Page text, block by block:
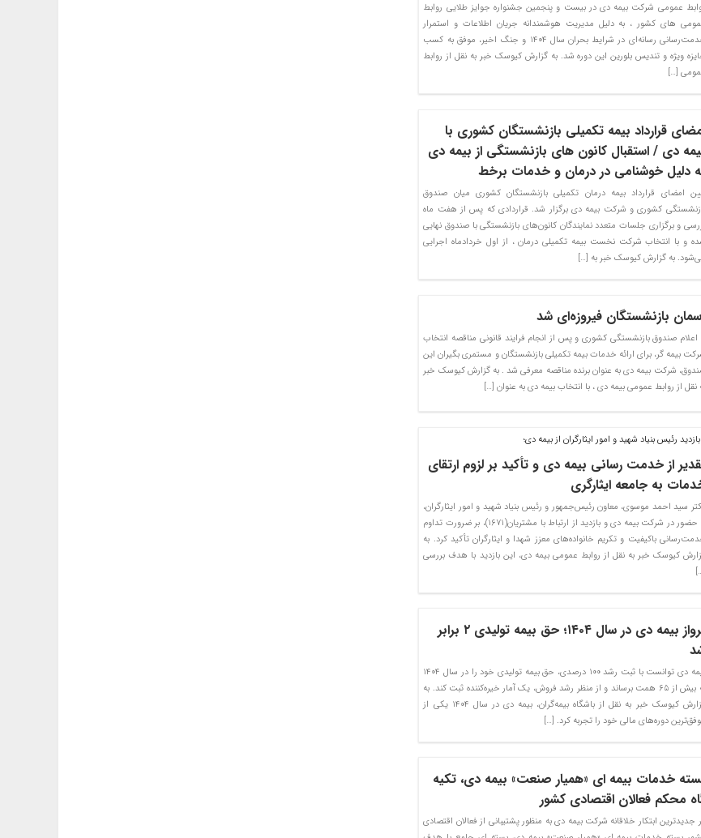
عمومی شرکت بیمه دی در بیست و پنجمین جشنواره جوایز طلایی روابط
های کشور ، به دلیل مدیریت هوشمندانه جریان اطلاعات و استمرار
خدمت‌رسانی رسانه‌ای در شرایط بحران سال ۱۴۰۴ و جنگ اخیر، موفق به کسب
ویژه و تندیس بلورین این دوره شد. به گزارش کیوسک خبر به نقل از روابط
[…]
قرارداد بیمه تکمیلی بازنشستگان کشوری با
دی / استقبال کانون های بازنشستگی از بیمه دی
دلیل خوشنامی در درمان و خدمات برخط
امضای قرارداد بیمه درمان تکمیلی بازنشستگان کشوری میان صندوق
کشوری و شرکت بیمه دی برگزار شد. قراردادی که پس از هفت ماه
و برگزاری جلسات متعدد نمایندگان کانون‌های بازنشستگی با صندوق نهایی
و با انتخاب شرکت نخست بیمه تکمیلی درمان ، از اول خردادماه اجرایی
به گزارش کیوسک خبر به […]
بازنشستگان فیروزه‌ای شد
اعلام صندوق بازنشستگی کشوری و پس از انجام فرایند قانونی مناقصه انتخاب
بیمه گر، برای ارائه خدمات بیمه تکمیلی بازنشستگان و مستمری بگیران این
شرکت بیمه دی به عنوان برنده مناقصه معرفی شد . به گزارش کیوسک خبر
نقل از روابط عمومی بیمه دی ، با انتخاب بیمه دی به عنوان […]
بازدید رئیس بنیاد شهید و امور ایثارگران از بیمه دی؛
از خدمت رسانی بیمه دی و تأکید بر لزوم ارتقای
به جامعه ایثارگری
سید احمد موسوی، معاون رئیس‌جمهور و رئیس بنیاد شهید و امور ایثارگران،
با حضور در شرکت بیمه دی و بازدید از ارتباط با مشتریان(۱۶۷۱)، بر ضرورت تداوم
باکیفیت و تکریم خانواده‌های معزز شهدا و ایثارگران تأکید کرد. به
کیوسک خبر به نقل از روابط عمومی بیمه دی، این بازدید با هدف بررسی
پرواز بیمه دی در سال ۱۴۰۴؛ حق بیمه تولیدی ۲ برابر
بیمه دی توانست با ثبت رشد ۱۰۰ درصدی، حق بیمه تولیدی خود را در سال ۱۴۰۴
به بیش از ۶۵ همت برساند و از منظر رشد فروش، یک آمار خیره‌کننده ثبت کند. به
گزارش کیوسک خبر به نقل از باشگاه بیمه‌گران، بیمه دی در سال ۱۴۰۴ یکی از
دوره‌های مالی خود را تجربه کرد. […]
خدمات بیمه ای «همیار صنعت» بیمه دی، تکیه
محکم فعالان اقتصادی کشور
جدیدترین ابتکار خلاقانه شرکت بیمه دی به منظور پشتیبانی از فعالان اقتصادی